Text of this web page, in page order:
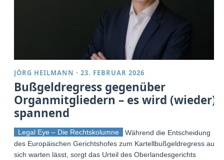
JÖRG HEILMANN ·23. FEBRUAR 2026
Bußgeldregress gegenüber
Organmitgliedern – es wird (wieder)
spannend
Legal Eye – Die Rechtskolumne
Während die Entscheidung
des Europäischen Gerichtshofes zum Kartellbußgeldregress auf
sich warten lässt, sorgt das Urteil des Oberlandesgerichts